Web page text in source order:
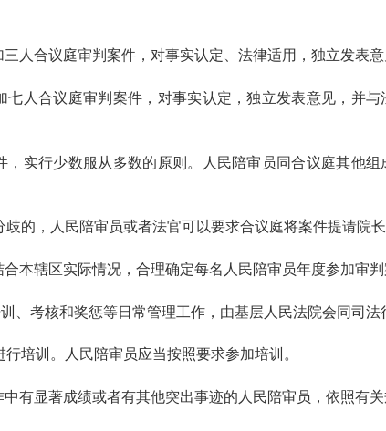
三人合议庭审判案件，对事实认定、法律适用，独立发表意
七人合议庭审判案件，对事实认定，独立发表意见，并
，实行少数服从多数的原则。人民陪审员同合议庭其他
的，人民陪审员或者法官可以要求合议庭将案件提请院
合本辖区实际情况，合理确定每名人民陪审员年度参加审
、考核和奖惩等日常管理工作，由基层人民法院会同司法
培训。人民陪审员应当按照要求参加培训。
有显著成绩或者有其他突出事迹的人民陪审员，依照有关